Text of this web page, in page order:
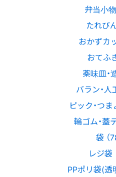
弁当小物
たれび
おかずカ
おてふき
薬味皿・
バラン・人
ピック・つま
輪ゴム・蓋
袋 （
レジ袋
PPポリ袋(透